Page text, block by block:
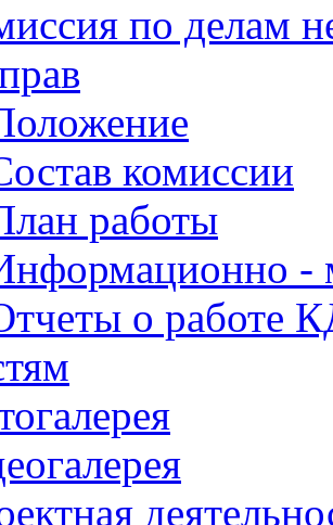
по делам
комиссии
работы
-
о работе